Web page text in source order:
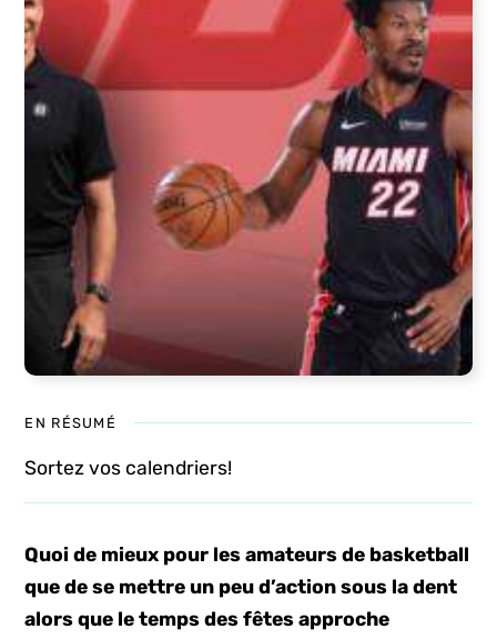
EN RÉSUMÉ
Sortez vos calendriers!
Quoi de mieux pour les amateurs de basketball
que de se mettre un peu d’action sous la dent
alors que le temps des fêtes approche